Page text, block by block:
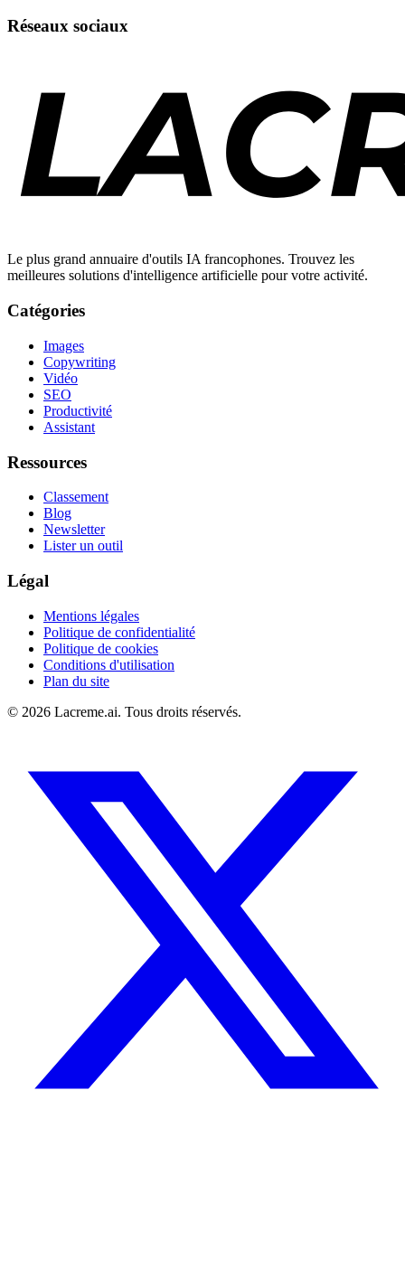
Réseaux sociaux
Le plus grand annuaire d'outils IA francophones. Trouvez les
meilleures solutions d'intelligence artificielle pour votre activité.
Catégories
Images
Copywriting
Vidéo
SEO
Productivité
Assistant
Ressources
Classement
Blog
Newsletter
Lister un outil
Légal
Mentions légales
Politique de confidentialité
Politique de cookies
Conditions d'utilisation
Plan du site
© 2026 Lacreme.ai. Tous droits réservés.